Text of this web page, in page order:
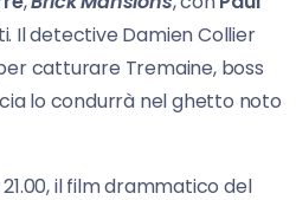
Il detective Damien Collier
catturare Tremaine, boss
lo condurrà nel ghetto noto
21.00, il film drammatico del